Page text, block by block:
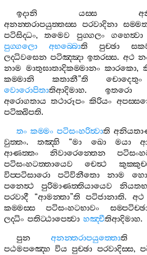
ඉදානි
යස‍්ස
අනන‍්තරාපයුත‍්තස‍්ස පරවාදිනා
පටිසිද‍්ධං,තමෙව පුග‍්ගලං ගහෙත්‍වා
පුග‍්ගලො
අභබ‍්බොති පුච‍්ඡා
ලද‍්ධිවසෙන පටිඤ‍්ඤා ඉතරස‍්ස. අථ
නාම මාතුඝාතාදිකම‍්මානං කාරකො,
කම‍්මානි
කතානී”ති චොදෙතුං
වොරොපිතාතිආදිමාහ. ඉතරො
අරොගතාය තථාරූපං කිරියං
පටික‍්ඛිපති.
තං කම‍්මං පටිසංහරිත්‍වාති
වුත‍්තං.තඤ‍්හි “මා ඛො මයා
ආණත‍්තං
නිවාරෙන‍්තෙන
පටිසංහටත‍්තායෙව
චෙත්‍ථ
විප‍්පටිසාරො
පටිවිනීතො නාම
පනෙත්‍ථ
පුරිමාණත‍්තියායෙව
පරවාදී “ආමන‍්තා”ති පටිජානාති.අථ
කම‍්මස‍්ස
පටිසංහටභාවං
ලද‍්ධිං පතිට‍්ඨාපෙත්‍වා හඤ‍්චීතිආදිමාහ.
පුන
අනන‍්තරාපයුත‍්තොති
පඨමපඤ‍්හෙ විය පුච‍්ඡා පරවාදිස‍්ස,